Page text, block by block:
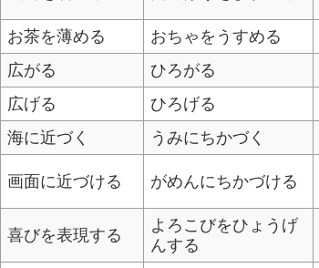
お茶を薄める おちゃをうすめる
広がる ひろがる
広げる ひろげる
海に近づく うみにちかづく
画面に近づける がめんにちかづける
喜びを表現する
よろこびをひょうげ
んする